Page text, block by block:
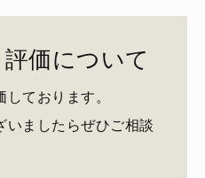
価について
ております。
いましたらぜひご相談